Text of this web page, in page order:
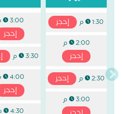
1:30 م إحجز
2:00 م
إحجز
2:30 م إحجز
3:00 م
3:00 م
إحجز
3:30 م
4:00 م
إحجز